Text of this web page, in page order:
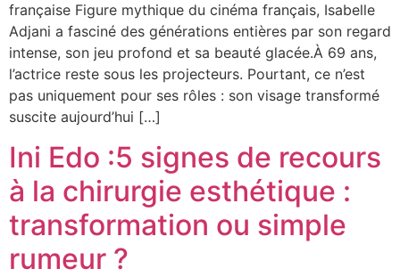
française Figure mythique du cinéma français, Isabelle
Adjani a fasciné des générations entières par son regard
intense, son jeu profond et sa beauté glacée.À 69 ans,
l’actrice reste sous les projecteurs. Pourtant, ce n’est
pas uniquement pour ses rôles : son visage transformé
suscite aujourd’hui […]
Ini Edo :5 signes de recours
à la chirurgie esthétique :
transformation ou simple
rumeur ?